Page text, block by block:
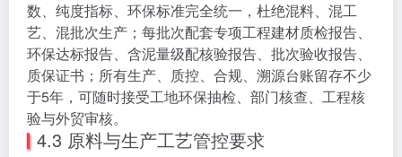
数、纯度指标、环保标准完全统一，杜绝混料、混工
艺、混批次生产；每批次配套专项工程建材质检报告、
环保达标报告、含泥量级配核验报告、批次验收报告、
质保证书；所有生产、质控、合规、溯源台账留存不少
于5年，可随时接受工地环保抽检、部门核查、工程核
验与外贸审核。
4.3 原料与生产工艺管控要求